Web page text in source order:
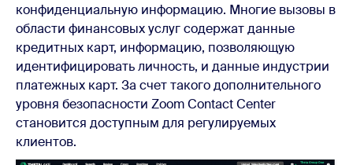
конфиденциальную информацию. Многие вызовы в
области финансовых услуг содержат данные
кредитных карт, информацию, позволяющую
идентифицировать личность, и данные индустрии
платежных карт. За счет такого дополнительного
уровня безопасности Zoom Contact Center
становится доступным для регулируемых
клиентов.